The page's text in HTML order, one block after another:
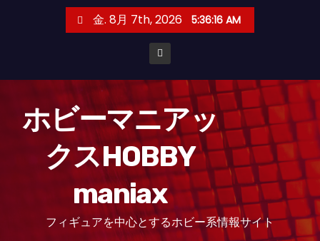
金. 8月 7th, 2026 5:36:17 AM
ホビーマニアッ
クスHOBBY
maniax
フィギュアを中心とするホビー系情報サイト